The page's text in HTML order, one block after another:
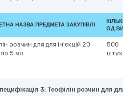
НАЗВА ПРЕДМЕТА ЗАКУПІВЛІ
розчин для для ін'єкцій 20
5 мл
500
3: Теофілін розчин для